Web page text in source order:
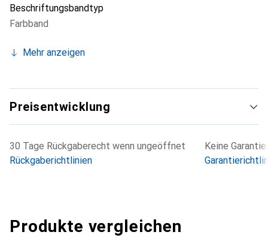
Beschriftungsbandtyp
Farbband
Mehr anzeigen
Preisentwicklung
30 Tage Rückgaberecht wenn ungeöffnet
Rückgaberichtlinien
Keine Garantie
Produkte vergleichen